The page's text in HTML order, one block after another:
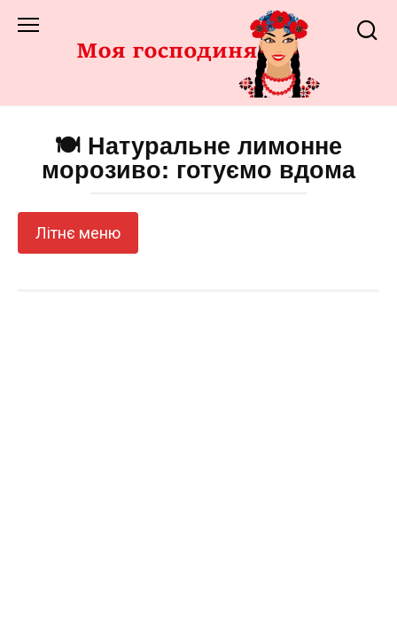
до
🍽️ Натуральне лимонне
морозиво: готуємо вдома
Літнє меню